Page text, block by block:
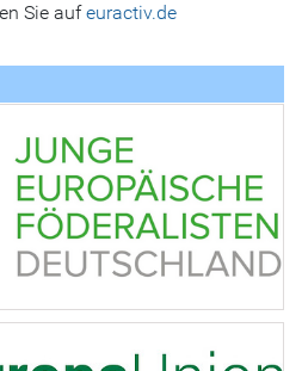
Sie aufeuractiv.de